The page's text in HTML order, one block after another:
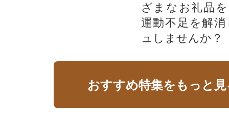
ざまなお礼品
運動不足を解
ュしませんか？
おすすめ特集をもっと